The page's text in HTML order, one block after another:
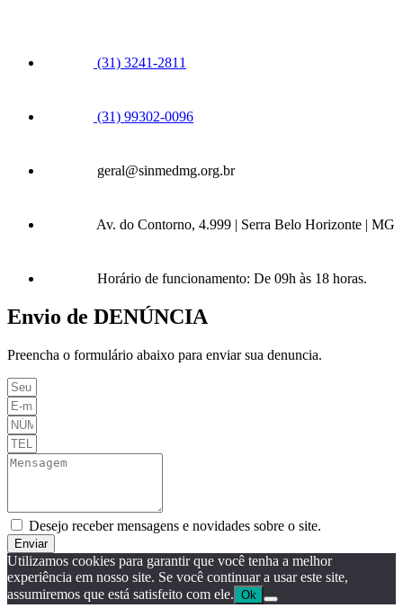
(31) 3241-2811
(31) 99302-0096
geral@sinmedmg.org.br
Av. do Contorno, 4.999 | Serra Belo Horizonte | MG
Horário de funcionamento: De 09h às 18 horas.
Envio de DENÚNCIA
Preencha o formulário abaixo para enviar sua denuncia.
Desejo receber mensagens e novidades sobre o site.
Enviar
Utilizamos cookies para garantir que você tenha a melhor
experiência em nosso site. Se você continuar a usar este site,
assumiremos que está satisfeito com ele. Ok